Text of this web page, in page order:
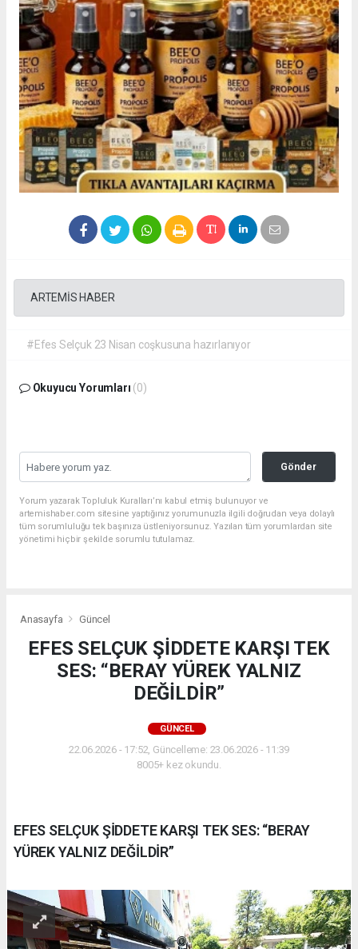
ARTEMİS HABER
#Efes Selçuk 23 Nisan coşkusuna hazırlanıyor
Okuyucu Yorumları (0)
Gönder
Yorum yazarak Topluluk Kuralları’nı kabul etmiş bulunuyor ve
artemishaber.com sitesine yaptığınız yorumunuzla ilgili doğrudan veya dolaylı
tüm sorumluluğu tek başınıza üstleniyorsunuz. Yazılan tüm yorumlardan site
yönetimi hiçbir şekilde sorumlu tutulamaz.
Anasayfa Güncel
EFES SELÇUK ŞİDDETE KARŞI TEK
SES: “BERAY YÜREK YALNIZ
DEĞİLDİR”
GÜNCEL
22.06.2026 - 17:52, Güncelleme: 23.06.2026 - 11:39
8005+ kez okundu.
EFES SELÇUK ŞİDDETE KARŞI TEK SES: “BERAY
YÜREK YALNIZ DEĞİLDİR”